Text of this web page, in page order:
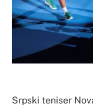
Srpski teniser